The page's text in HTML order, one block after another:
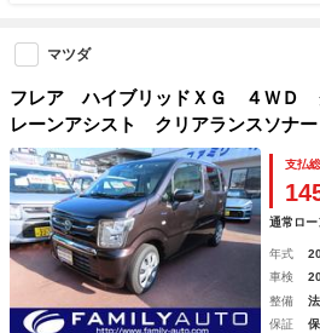
マツダ
フレア ハイブリッドＸＧ ４ＷＤ
レーンアシスト クリアランスソナ
シュスタート スマートキー アイド
害軽減ブレーキ オートエアコン
支払
通常ロー
年式
車検
整備
保証